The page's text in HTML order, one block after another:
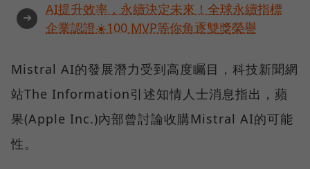
➜
AI提升效率，永續決定未來！全球永續指標
企業認證☀️100 MVP等你角逐雙獎榮譽
Mistral AI的發展潛力受到高度矚目，科技新聞網
站The Information引述知情人士消息指出，蘋
果(Apple Inc.)內部曾討論收購Mistral AI的可能
性。